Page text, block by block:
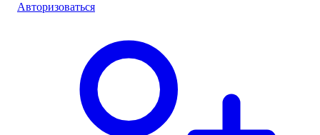
Авторизоваться